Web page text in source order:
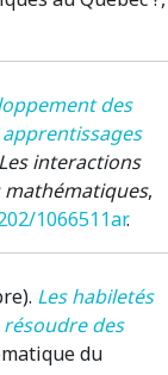
des
interactions
mathématiques,
1066511ar.
. Les habiletés
résoudre des
du